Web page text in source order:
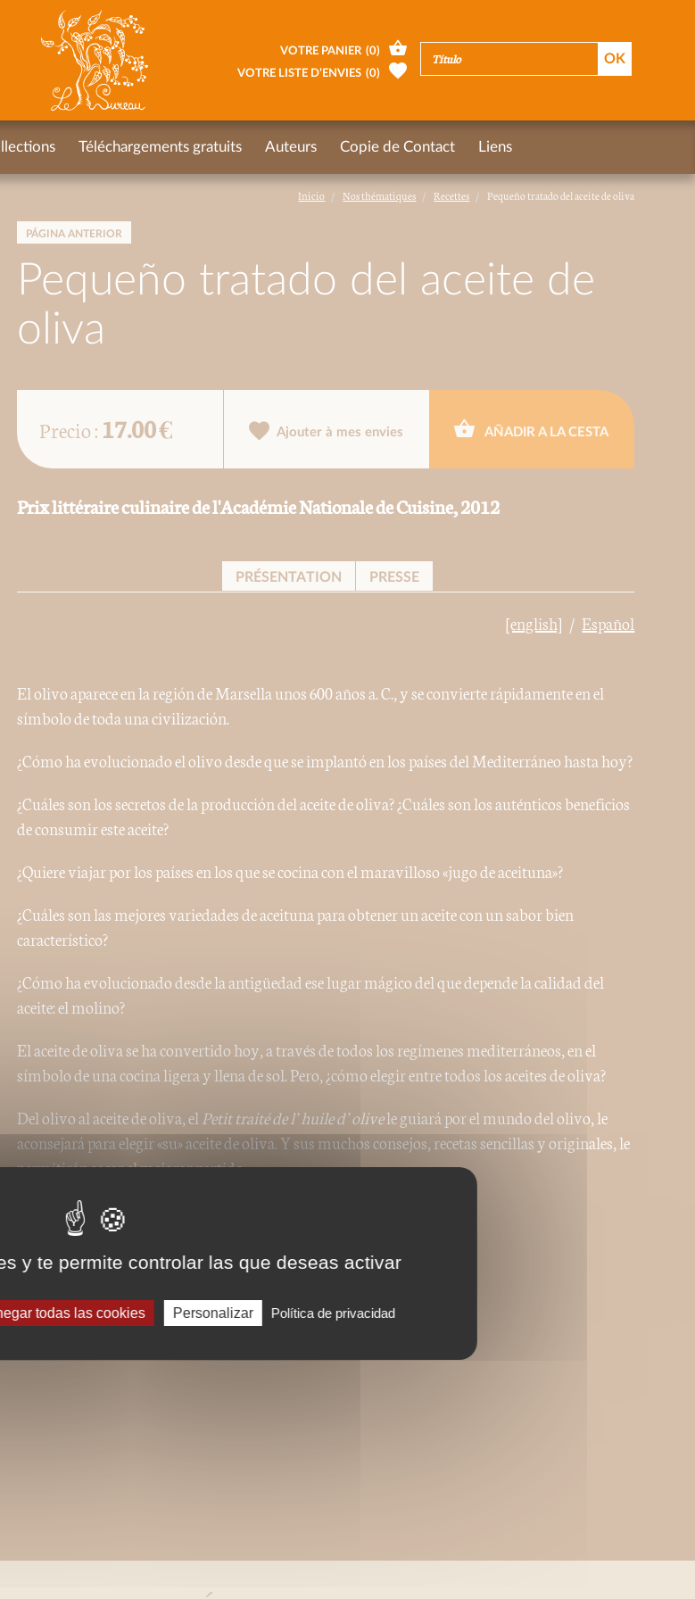
Inicio Nos thématiques Recettes Pequeño tratado del aceite de oliva
PÁGINA ANTERIOR
Pequeño tratado del aceite de
oliva
Precio : 17.00 € Ajouter à mes envies AÑADIR A LA CESTA
Prix littéraire culinaire de l'Académie Nationale de Cuisine, 2012
PRÉSENTATION PRESSE
[english] Español
El olivo aparece en la región de Marsella unos 600 años a. C., y se convierte rápidamente en el
símbolo de toda una civilización.
¿Cómo ha evolucionado el olivo desde que se implantó en los países del Mediterráneo hasta hoy?
¿Cuáles son los secretos de la producción del aceite de oliva? ¿Cuáles son los auténticos beneficios
de consumir este aceite?
¿Quiere viajar por los países en los que se cocina con el maravilloso «jugo de aceituna»?
¿Cuáles son las mejores variedades de aceituna para obtener un aceite con un sabor bien
característico?
¿Cómo ha evolucionado desde la antigüedad ese lugar mágico del que depende la calidad del
aceite: el molino?
El aceite de oliva se ha convertido hoy, a través de todos los regímenes mediterráneos, en el
símbolo de una cocina ligera y llena de sol. Pero, ¿cómo elegir entre todos los aceites de oliva?
Del olivo al aceite de oliva, el Petit traité de l’huile d’olivele guiará por el mundo del olivo, le
aconsejará para elegir «su» aceite de oliva. Y sus muchos consejos, recetas sencillas y originales, le
permitirán sacar el mejorar partido.
Un libro para descubrir el aceite de oliva.
VOTRE PANIER (0)
VOTRE LISTE D’ENVIES (0)
Téléchargements gratuits Auteurs Copie de Contact Liens
y te permite controlar las que deseas activar
todas las cookies Personalizar Política de privacidad